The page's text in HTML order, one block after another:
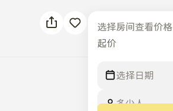
选择房间查看价格
起价
选择日期
多少人